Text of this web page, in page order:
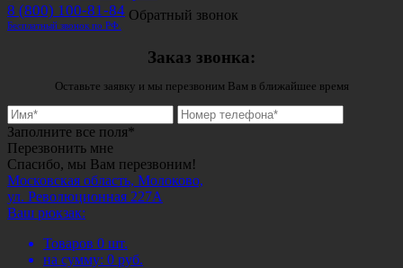
8 (800) 100-81-84
Бесплатный звонок по РФ.
Обратный звонок
Заказ звонка:
Оставьте заявку и мы перезвоним Вам в ближайшее время
Заполните все поля*
Перезвонить мне
Спасибо, мы Вам перезвоним!
Московская область, Молоково,
ул. Революционная 227А
Ваш рюкзак:
Товаров 0 шт.
на сумму: 0 руб.